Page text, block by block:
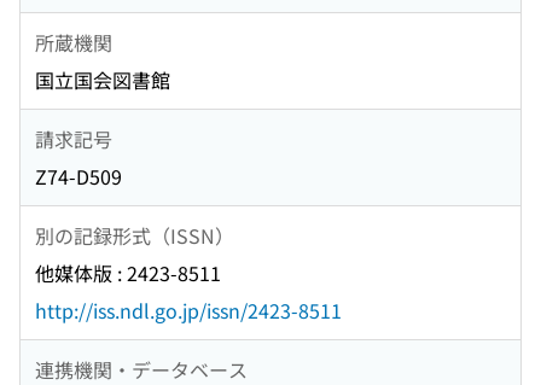
所蔵機関
国立国会図書館
請求記号
Z74-D509
別の記録形式（ISSN）
他媒体版 : 2423-8511
http://iss.ndl.go.jp/issn/2423-8511
連携機関・データベース